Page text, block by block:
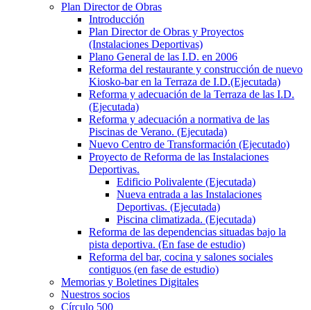
Plan Director de Obras
Introducción
Plan Director de Obras y Proyectos
(Instalaciones Deportivas)
Plano General de las I.D. en 2006
Reforma del restaurante y construcción de nuevo
Kiosko-bar en la Terraza de I.D.(Ejecutada)
Reforma y adecuación de la Terraza de las I.D.
(Ejecutada)
Reforma y adecuación a normativa de las
Piscinas de Verano. (Ejecutada)
Nuevo Centro de Transformación (Ejecutado)
Proyecto de Reforma de las Instalaciones
Deportivas.
Edificio Polivalente (Ejecutada)
Nueva entrada a las Instalaciones
Deportivas. (Ejecutada)
Piscina climatizada. (Ejecutada)
Reforma de las dependencias situadas bajo la
pista deportiva. (En fase de estudio)
Reforma del bar, cocina y salones sociales
contiguos (en fase de estudio)
Memorias y Boletines Digitales
Nuestros socios
Círculo 500